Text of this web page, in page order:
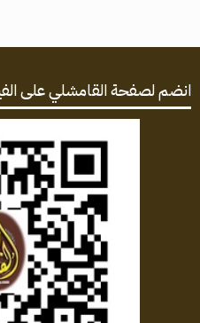
انضم لصفحة القامشلي على